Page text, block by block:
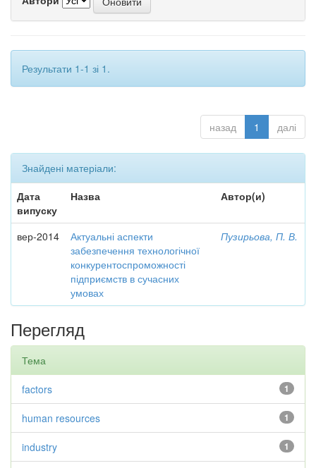
Результати 1-1 зі 1.
назад 1 далі
Знайдені матеріали:
Дата
випуску
Назва Автор(и)
вер-2014
Актуальні аспекти
забезпечення технологічної
конкурентоспроможності
підприємств в сучасних
умовах
Пузирьова, П. В.
Перегляд
Тема
1
factors
1
human resources
1
industry